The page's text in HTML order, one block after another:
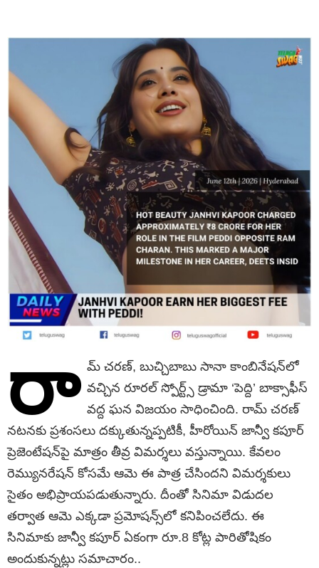
రా మ్ చరణ్, బుచ్చిబాబు సానా కాంబినేషన్‌లో
వచ్చిన రూరల్ స్పోర్ట్స్ డ్రామా ‘పెద్ది’ బాక్సాఫీస్
వద్ద ఘన విజయం సాధించింది. రామ్ చరణ్
నటనకు ప్రశంసలు దక్కుతున్నప్పటికీ, హీరోయిన్ జాన్వీ కపూర్
ప్రెజెంటేషన్‌పై మాత్రం తీవ్ర విమర్శలు వస్తున్నాయి. కేవలం
రెమ్యునరేషన్ కోసమే ఆమె ఈ పాత్ర చేసిందని విమర్శకులు
సైతం అభిప్రాయపడుతున్నారు. దీంతో సినిమా విడుదల
తర్వాత ఆమె ఎక్కడా ప్రమోషన్స్‌లో కనిపించలేదు. ఈ
సినిమాకు జాన్వీ కపూర్ ఏకంగా రూ.8 కోట్ల పారితోషికం
అందుకున్నట్లు సమాచారం..